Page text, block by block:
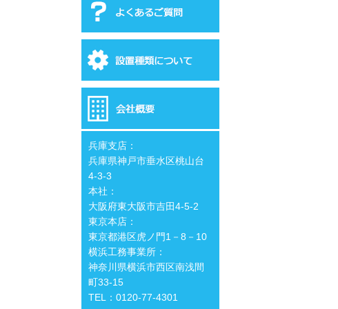
兵庫支店：
兵庫県神戸市垂水区桃山台
4-3-3
本社：
大阪府東大阪市吉田4-5-2
東京本店：
東京都港区虎ノ門1－8－10
横浜工務事業所：
神奈川県横浜市西区南浅間
町33-15
TEL：0120-77-4301